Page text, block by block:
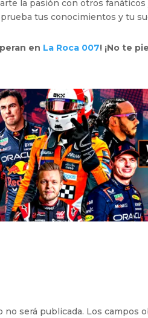
la pasión con otros
prueba tus conocimientos y tu
en La Roca 007! ¡No te
será publicada. Los campos